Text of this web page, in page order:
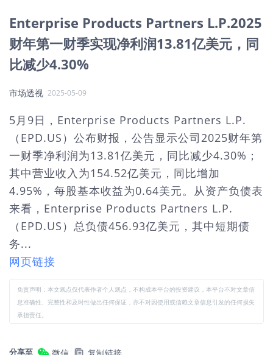
Enterprise Products Partners L.P.2025
财年第一财季实现净利润13.81亿美元，同
比减少4.30%
市场透视 2025-05-09
5月9日，Enterprise Products Partners L.P.
（EPD.US）公布财报，公告显示公司2025财年第
一财季净利润为13.81亿美元，同比减少4.30%；
其中营业收入为154.52亿美元，同比增加
4.95%，每股基本收益为0.64美元。从资产负债表
来看，Enterprise Products Partners L.P.
（EPD.US）总负债456.93亿美元，其中短期债
务...
网页链接
免责声明：本文观点仅代表作者个人观点，不构成本平台的投资建议，本平台不对文章信
息准确性、完整性和及时性做出任何保证，亦不对因使用或信赖文章信息引发的任何损失
承担责任。
分享至